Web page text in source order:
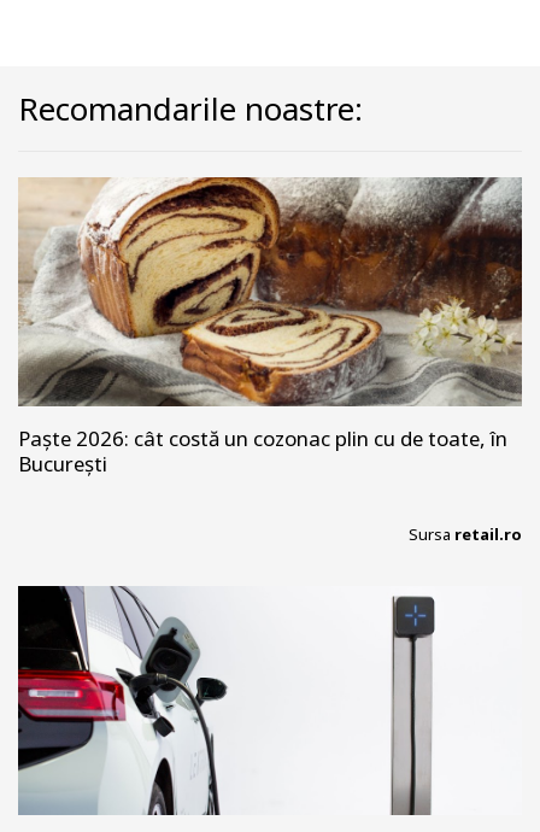
Recomandarile noastre:
Paște 2026: cât costă un cozonac plin cu de toate, în
București
Sursa retail.ro